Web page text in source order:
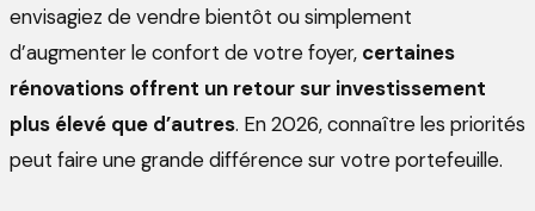
envisagiez de vendre bientôt ou simplement
d’augmenter le confort de votre foyer, certaines
rénovations offrent un retour sur investissement
plus élevé que d’autres. En 2026, connaître les priorités
peut faire une grande différence sur votre portefeuille.